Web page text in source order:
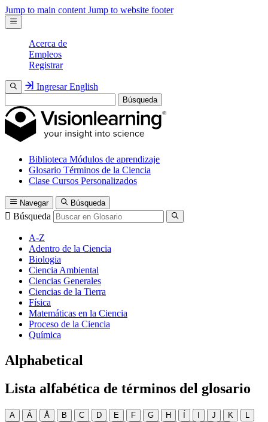
Jump to main content Jump to website footer
Acerca de
Empleos
Registrar
Ingresar English
Búsqueda
Biblioteca Módulos de aprendizaje
Glosario Términos de la Ciencia
Clase Cursos Personalizados
Navegar Búsqueda
Búsqueda
A-Z
Adentro de la Ciencia
Biologia
Ciencia Ambiental
Ciencias Generales
Ciencias de la Tierra
Física
Matemáticas en la Ciencia
Proceso de la Ciencia
Química
Alphabetical
Lista alfabética de términos del glosario
A Á Å B C D E F G H Í I J K
L